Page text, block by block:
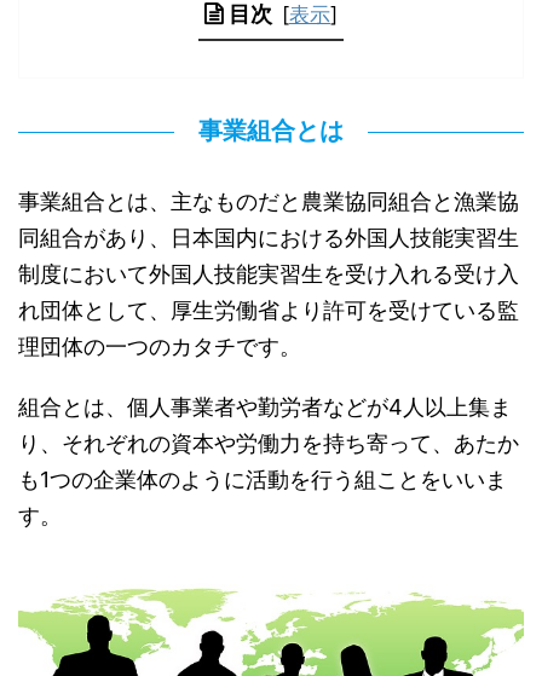
目次 [表示]
事業組合とは
事業組合とは、主なものだと農業協同組合と漁業協
同組合があり、日本国内における外国人技能実習生
制度において外国人技能実習生を受け入れる受け入
れ団体として、厚生労働省より許可を受けている監
理団体の一つのカタチです。
組合とは、個人事業者や勤労者などが4人以上集ま
り、それぞれの資本や労働力を持ち寄って、あたか
も1つの企業体のように活動を行う組ことをいいま
す。